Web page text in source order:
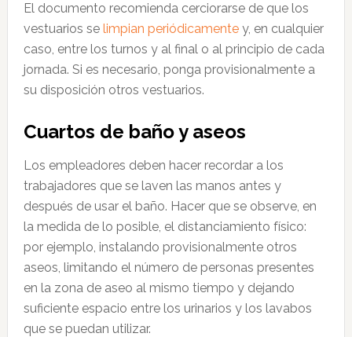
El documento recomienda cerciorarse de que los
vestuarios se limpian periódicamentey, en cualquier
caso, entre los turnos y al final o al principio de cada
jornada. Si es necesario, ponga provisionalmente a
su disposición otros vestuarios.
Cuartos de baño y aseos
Los empleadores deben hacer recordar a los
trabajadores que se laven las manos antes y
después de usar el baño. Hacer que se observe, en
la medida de lo posible, el distanciamiento físico:
por ejemplo, instalando provisionalmente otros
aseos, limitando el número de personas presentes
en la zona de aseo al mismo tiempo y dejando
suficiente espacio entre los urinarios y los lavabos
que se puedan utilizar.